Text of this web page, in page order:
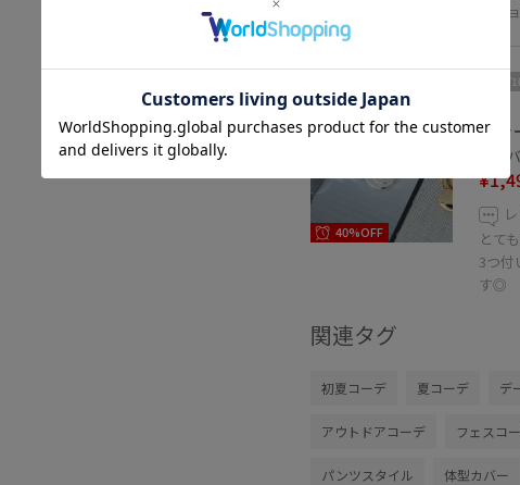
ッシ
40%OFF
チャ
シル
とて
3つ付
す◎
関連タグ
初夏コーデ 夏コーデ デ
アウトドアコーデ フェスコ
パンツスタイル 体型カバー